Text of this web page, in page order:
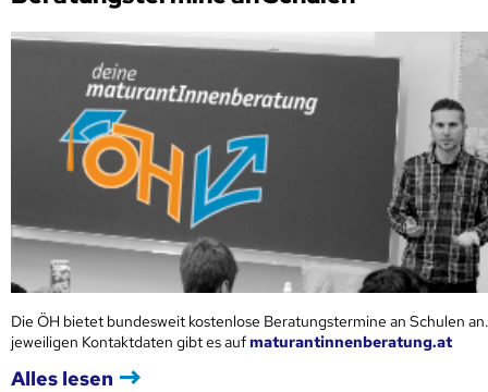
Die ÖH bietet bundesweit kostenlose Beratungstermine an Schulen
jeweiligen Kontaktdaten gibt es aufmaturantinnenberatung.at
Alles lesen